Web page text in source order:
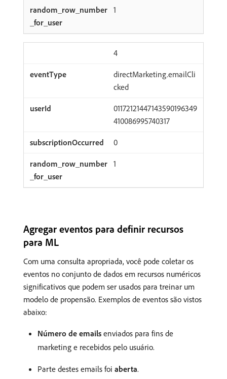
1
4
directMarketing.emailCli
cked
01172121447143590196349
410086995740317
0
1
Agregar eventos para definir recursos
para ML
Com uma consulta apropriada, você pode coletar os
eventos no conjunto de dados em recursos numéricos
significativos que podem ser usados para treinar um
modelo de propensão. Exemplos de eventos são vistos
abaixo:
Número de emails enviados para fins de
marketing e recebidos pelo usuário.
Parte destes emails foi aberta.